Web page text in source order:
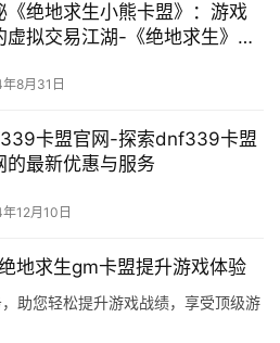
《绝地求生小熊卡盟》：游戏
虚拟交易江湖-《绝地求生》小
析
8月31日
卡盟官网-探索dnf339卡盟
的最新优惠与服务
12月10日
地求生gm卡盟提升游戏体验
助您轻松提升游戏战绩，享受顶级游